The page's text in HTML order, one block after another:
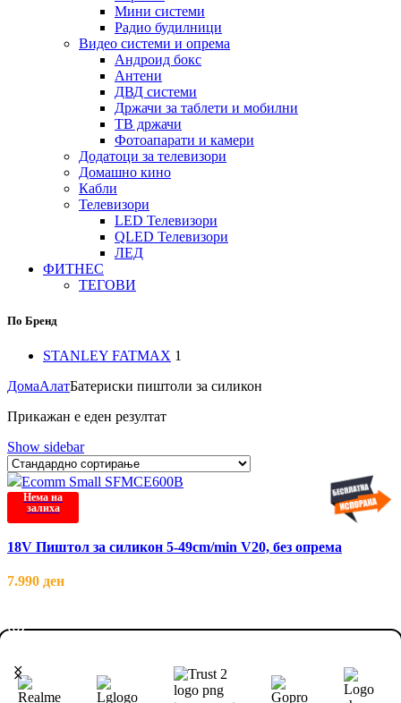
Мини системи
Радио будилници
Видео системи и опрема
Андроид бокс
Антени
ДВД системи
Држачи за таблети и мобилни
ТВ држачи
Фотоапарати и камери
Додатоци за телевизори
Домашно кино
Кабли
Телевизори
LED Телевизори
QLED Телевизори
ЛЕД
ФИТНЕС
ТЕГОВИ
По Бренд
STANLEY FATMAX 1
ДомаАлатБатериски пиштоли за силикон
Прикажан е еден резултат
Show sidebar
Нема на
залиха
18V Пиштол за силикон 5-49cm/min V20, без опрема
7.990 ден